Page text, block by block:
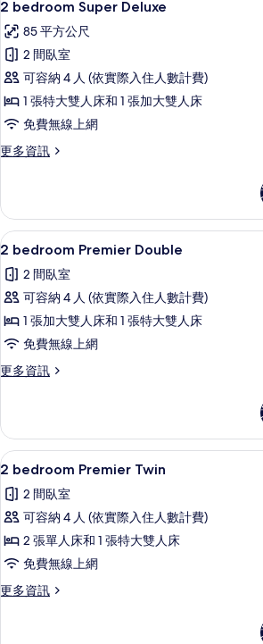
示
2
bedroom
Super
Deluxe
的
所
片
2 bedroom Super Deluxe
85 平方公尺
2 間臥室
可容納 4 人 (依實際入住人數計費)
1 張特大雙人床和 1 張加大雙人床
免費無線上網
更多資訊
更
Super
Deluxe
的
情
顯
示
2
bedroom
Premier
Double
的
相
片
1 間臥室
1
2 bedroom Premier Double
2 間臥室
可容納 4 人 (依實際入住人數計費)
1 張加大雙人床和 1 張特大雙人床
免費無線上網
更多資訊
更
Premier
Double
的
情
顯
示
2
bedroom
Premier
Twin
的
2
1
2 bedroom Premier Twin
2 間臥室
可容納 4 人 (依實際入住人數計費)
2 張單人床和 1 張特大雙人床
免費無線上網
更多資訊
更